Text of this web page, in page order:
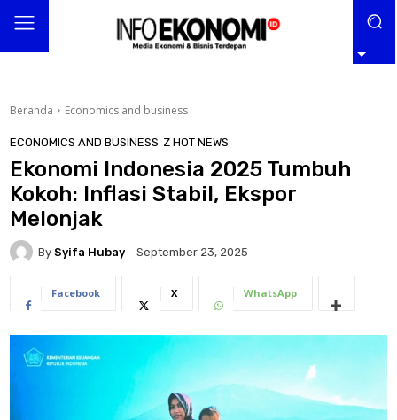
Beranda Economics and business
ECONOMICS AND BUSINESS Z HOT NEWS
Ekonomi Indonesia 2025 Tumbuh
Kokoh: Inflasi Stabil, Ekspor
Melonjak
By Syifa Hubay September 23, 2025
Facebook X WhatsApp